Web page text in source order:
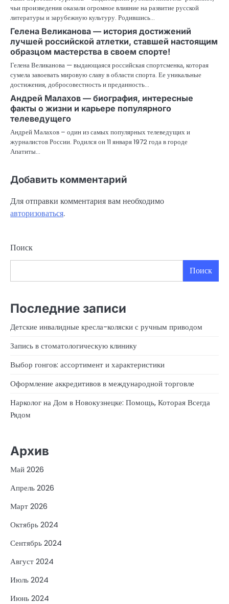
чьи произведения оказали огромное влияние на развитие русской
литературы и зарубежную культуру. Родившись…
Гелена Великанова — история достижений
лучшей российской атлетки, ставшей настоящим
образцом мастерства в своем спорте!
Гелена Великанова — выдающаяся российская спортсменка, которая
сумела завоевать мировую славу в области спорта. Ее уникальные
достижения, добросовестность и преданность…
Андрей Малахов — биография, интересные
факты о жизни и карьере популярного
телеведущего
Андрей Малахов – один из самых популярных телеведущих и
журналистов России. Родился он 11 января 1972 года в городе
Апатиты…
Добавить комментарий
Для отправки комментария вам необходимо
авторизоваться.
Поиск
Поиск
Последние записи
Детские инвалидные кресла-коляски с ручным приводом
Запись в стоматологическую клинику
Выбор гонгов: ассортимент и характеристики
Оформление аккредитивов в международной торговле
Нарколог на Дом в Новокузнецке: Помощь, Которая Всегда
Рядом
Архив
Май 2026
Апрель 2026
Март 2026
Октябрь 2024
Сентябрь 2024
Август 2024
Июль 2024
Июнь 2024